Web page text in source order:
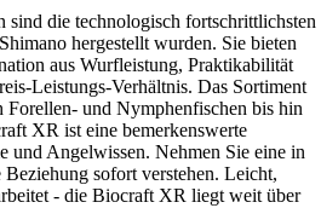
die technologisch fortschrittlichsten
hergestellt wurden. Sie bieten
aus Wurfleistung, Praktikabilität
Leistungs-Verhältnis. Das Sortiment
Forellen- und Nymphenfischen bis hin
XR ist eine bemerkenswerte
und Angelwissen. Nehmen Sie eine in
sofort verstehen. Leicht,
- die Biocraft XR liegt weit über